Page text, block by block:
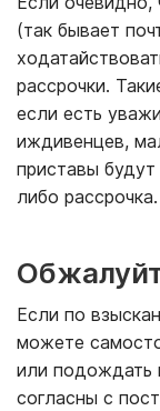
(так бывает
рассрочки.
если есть
иждивенцев,
приставы будут
либо рассрочка.
Если по
можете
или подождать
согласны с